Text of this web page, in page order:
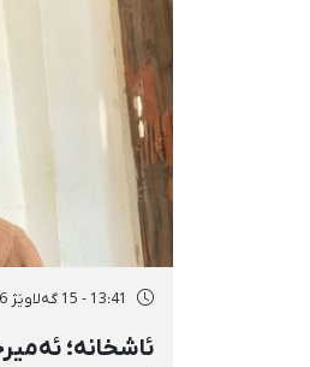
سەرەڕۆیانە
کەس زیادی کرد
13:41 - 15 گەلاوێژ 2726
ئاشخانە؛